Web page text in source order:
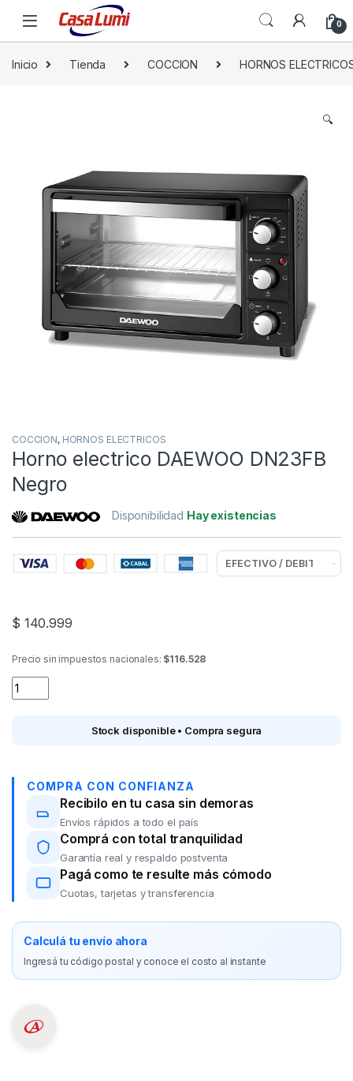
0
Inicio Tienda COCCION HORNOS
🔍
COCCION, HORNOS ELECTRICOS
Horno electrico DAEWOO DN23FB
Negro
Disponibilidad Hay existencias
$ 140.999
Precio sin impuestos nacionales: $116.528
Horno electrico DAEWOO DN23FB Negro quantity
Stock disponible • Compra segura
COMPRA CON CONFIANZA
Recibilo en tu casa sin demoras
Envíos rápidos a todo el país
Comprá con total tranquilidad
Garantía real y respaldo postventa
Pagá como te resulte más cómodo
Cuotas, tarjetas y transferencia
Calculá tu envío ahora
Ingresá tu código postal y conoce el costo al instante